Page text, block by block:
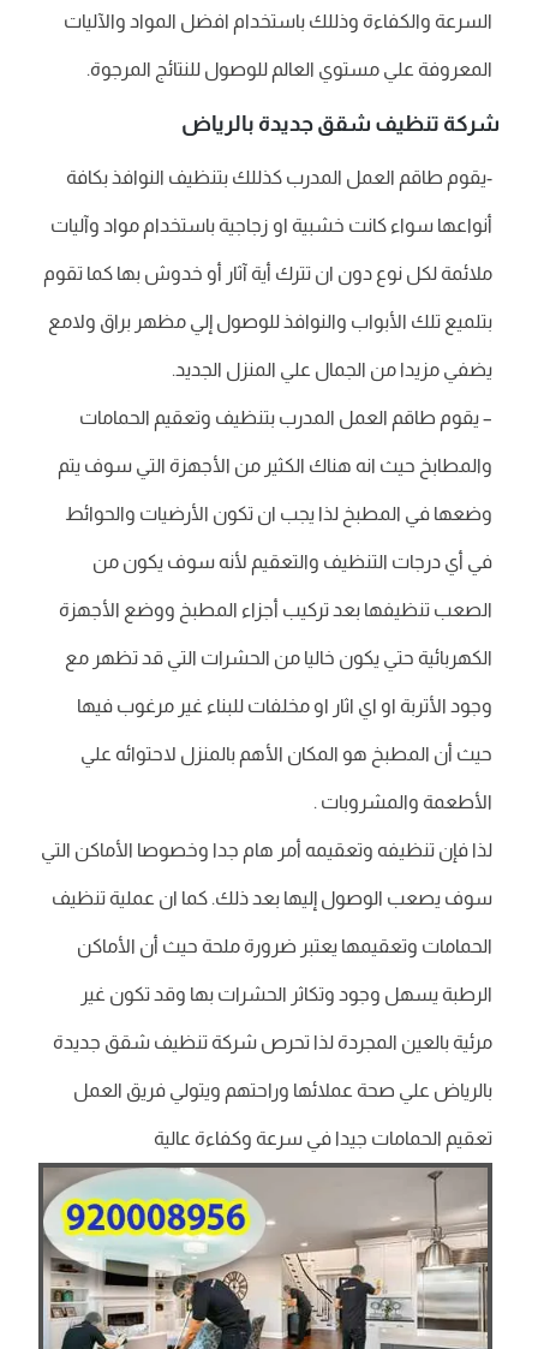
السرعة والكفاءة وذللك باستخدام افضل المواد والآليات
المعروفة علي مستوي العالم للوصول للنتائج المرجوة.
شركة تنظيف شقق جديدة بالرياض
-يقوم طاقم العمل المدرب كذللك بتنظيف النوافذ بكافة
أنواعها سواء كانت خشبية او زجاجية باستخدام مواد وآليات
ملائمة لكل نوع دون ان تترك أية آثار أو خدوش بها كما تقوم
بتلميع تلك الأبواب والنوافذ للوصول إلي مظهر براق ولامع
يضفي مزيدا من الجمال علي المنزل الجديد.
– يقوم طاقم العمل المدرب بتنظيف وتعقيم الحمامات
والمطابخ حيث انه هناك الكثير من الأجهزة التي سوف يتم
وضعها في المطبخ لذا يجب ان تكون الأرضيات والحوائط
في أي درجات التنظيف والتعقيم لأنه سوف يكون من
الصعب تنظيفها بعد تركيب أجزاء المطبخ ووضع الأجهزة
الكهربائية حتي يكون خاليا من الحشرات التي قد تظهر مع
وجود الأتربة او اي اثار او مخلفات للبناء غير مرغوب فيها
حيث أن المطبخ هو المكان الأهم بالمنزل لاحتوائه علي
الأطعمة والمشروبات .
لذا فإن تنظيفه وتعقيمه أمر هام جدا وخصوصا الأماكن التي
سوف يصعب الوصول إليها بعد ذلك. كما ان عملية تنظيف
الحمامات وتعقيمها يعتبر ضرورة ملحة حيث أن الأماكن
الرطبة يسهل وجود وتكاثر الحشرات بها وقد تكون غير
مرئية بالعين المجردة لذا تحرص شركة تنظيف شقق جديدة
بالرياض علي صحة عملائها وراحتهم ويتولي فريق العمل
تعقيم الحمامات جيدا في سرعة وكفاءة عالية